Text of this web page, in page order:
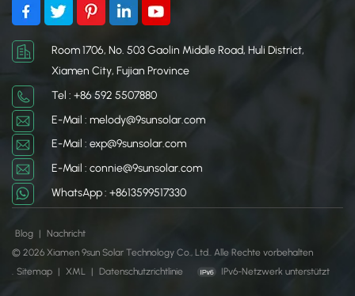
Room 1706, No. 503 Gaolin Middle Road, Huli District,
Xiamen City, Fujian Province
Tel : +86 592 5507880
E-Mail : melody@9sunsolar.com
E-Mail : exp@9sunsolar.com
E-Mail : connie@9sunsolar.com
WhatsApp : +8613599517330
Blog | Nachricht
© 2026 Xiamen 9sun Solar Technology Co., Ltd.. Alle Rechte vorbehalten
Sitemap | XML | Datenschutzrichtlinie IPv6-Netzwerk unterstützt